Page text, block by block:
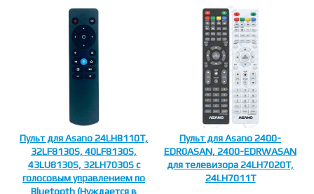
Пульт для Asano 24LH8110T,
32LF8130S, 40LF8130S,
43LU8130S, 32LH7030S с
голосовым управлением по
Bluetooth (Нуждается в
Пульт для Asano 2400-
EDR0ASAN, 2400-EDRWASAN
для телевизора 24LH7020T,
24LH7011T